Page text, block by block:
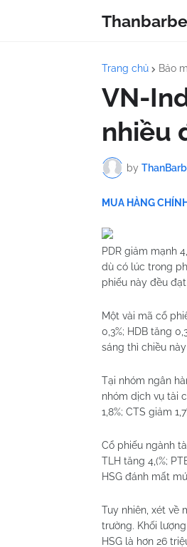
Trang chủ Bảo
VN-
nhiều
by
MUA HÀNG
PDR giảm mạnh
dù có lúc trong
phiếu này đều
Một vài mã cổ
0,3%; HDB tăng
sáng thì chiều
Tại nhóm ngân
nhóm dịch vụ tài
1,8%; CTS giảm
Cổ phiếu ngành
TLH tăng 4,(%;
HSG đánh mất
Tuy nhiên, xét về
trường. Khối
HSG là hơn 26